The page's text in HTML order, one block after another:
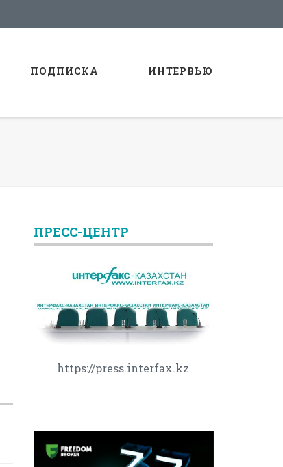
ПОДПИСКА ИНТЕРВЬЮ
ПРЕСС-ЦЕНТР
https://press.interfax.kz